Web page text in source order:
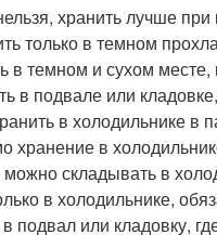
хранить лучше при
только в темном
в темном и сухом
в подвале или
в холодильнике в
хранение в
можно складывать в
в холодильнике,
подвал или кладовку,